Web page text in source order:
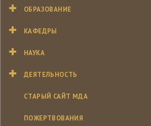
ОБРАЗОВАНИЕ
КАФЕДРЫ
НАУКА
ДЕЯТЕЛЬНОСТЬ
СТАРЫЙ САЙТ МДА
ПОЖЕРТВОВАНИЯ